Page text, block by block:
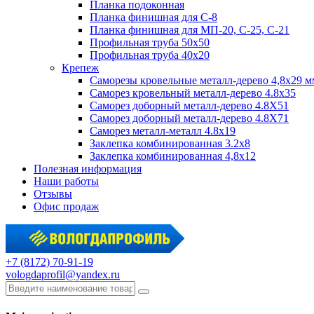
Планка подоконная
Планка финишная для С-8
Планка финишная для МП-20, С-25, С-21
Профильная труба 50x50
Профильная труба 40x20
Крепеж
Саморезы кровельные металл-дерево 4,8х29
Саморез кровельный металл-дерево 4.8x35
Саморез доборный металл-дерево 4.8X51
Саморез доборный металл-дерево 4.8X71
Саморез металл-металл 4.8x19
Заклепка комбинированная 3.2x8
Заклепка комбинированная 4,8x12
Полезная информация
Наши работы
Отзывы
Офис продаж
+7 (8172) 70-91-19
vologdaprofil@yandex.ru